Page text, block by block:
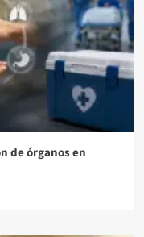
de órganos en